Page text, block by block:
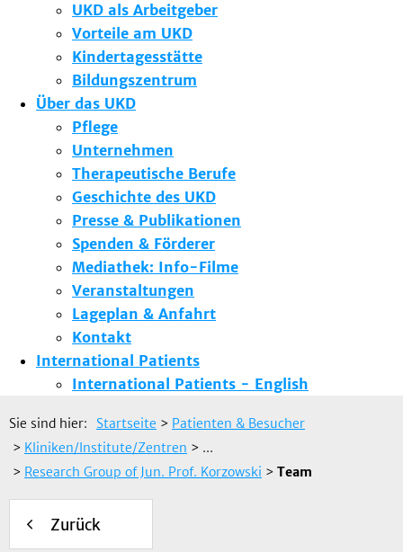
UKD als Arbeitgeber
Vorteile am UKD
Kindertagesstätte
Bildungszentrum
Über das UKD
Pflege
Unternehmen
Therapeutische Berufe
Geschichte des UKD
Presse & Publikationen
Spenden & Förderer
Mediathek: Info-Filme
Veranstaltungen
Lageplan & Anfahrt
Kontakt
International Patients
International Patients - English
Sie sind hier: Startseite > Patienten & Besucher
> Kliniken/Institute/Zentren > ...
> Research Group of Jun. Prof. Korzowski > Team
Zurück